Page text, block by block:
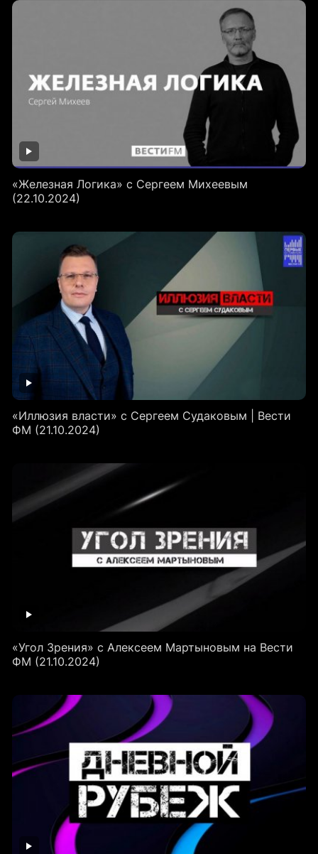
«Железная Логика» с Сергеем Михеевым
(22.10.2024)
«Иллюзия власти» с Сергеем Судаковым | Вести
ФМ (21.10.2024)
«Угол Зрения» с Алексеем Мартыновым на Вести
ФМ (21.10.2024)